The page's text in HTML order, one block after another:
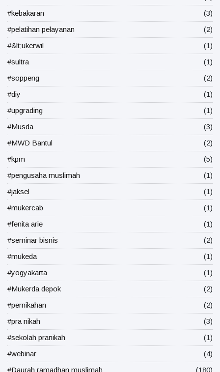
#kebakaran
(3)
#pelatihan pelayanan
(2)
#&lt;ukerwil
(1)
#sultra
(1)
#soppeng
(2)
#diy
(1)
#upgrading
(1)
#Musda
(3)
#MWD Bantul
(2)
#kpm
(5)
#pengusaha muslimah
(1)
#jaksel
(1)
#mukercab
(1)
#fenita arie
(1)
#seminar bisnis
(2)
#mukeda
(1)
#yogyakarta
(1)
#Mukerda depok
(2)
#pernikahan
(2)
#pra nikah
(3)
#sekolah pranikah
(1)
#webinar
(4)
#Daurah ramadhan muslimah
(180)